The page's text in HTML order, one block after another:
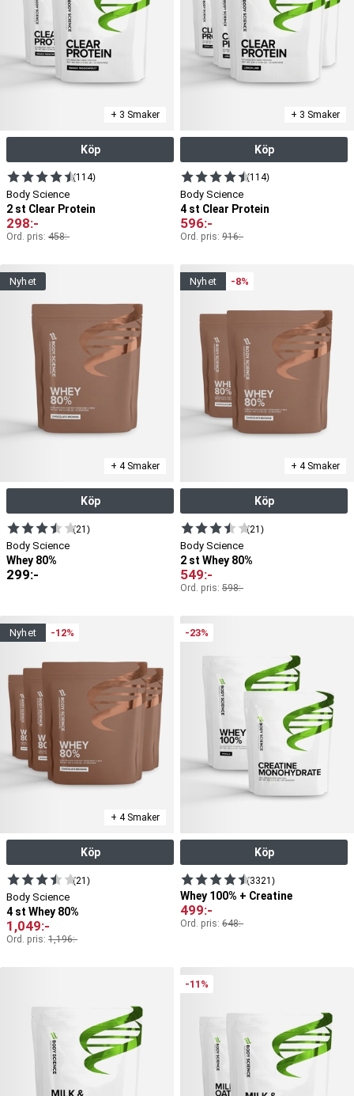
+ 3 Smaker
Köp
(114)
Body Science
2 st Clear Protein
298:-
Ord. pris: 458:-
+ 3 Smaker
Köp
(114)
Body Science
4 st Clear Protein
596:-
Ord. pris: 916:-
nyhet
+ 4 Smaker
Köp
(21)
Body Science
Whey 80%
299:-
nyhet -8%
+ 4 Smaker
Köp
(21)
Body Science
2 st Whey 80%
549:-
Ord. pris: 598:-
nyhet -12%
+ 4 Smaker
Köp
(21)
Body Science
4 st Whey 80%
1,049:-
Ord. pris: 1,196:-
-23%
Köp
(3321)
Whey 100% + Creatine
499:-
Ord. pris: 648:-
-11%